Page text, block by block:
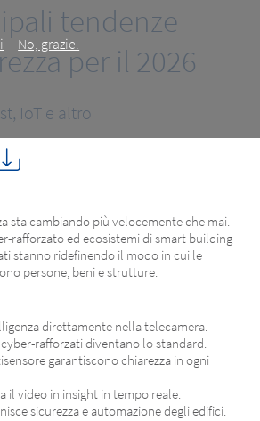
No, grazie.
tendenze
per il 2026
IoT e altro
sta cambiando più velocemente che mai.
rafforzato ed ecosistemi di smart building
stanno ridefinendo il modo in cui le
persone, beni e strutture.
direttamente nella telecamera.
rafforzati diventano lo standard.
garantiscono chiarezza in ogni
il video in insight in tempo reale.
sicurezza e automazione degli edifici.